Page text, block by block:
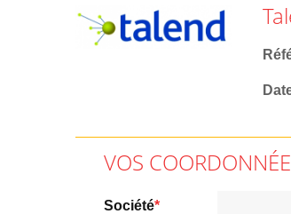
VOS
Société